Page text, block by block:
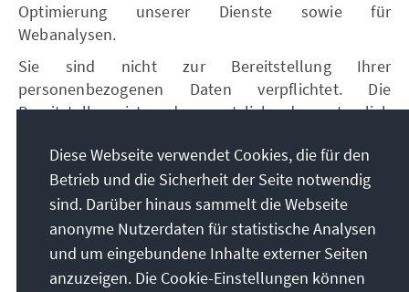
Optimierung unserer Dienste sowie für
Webanalysen.
Sie sind nicht zur Bereitstellung Ihrer
personenbezogenen Daten verpflichtet. Die
Bereitstellung ist weder gesetzlich oder vertraglich
erforderlich. Die Nichtbereitstellung könnte jedoch
zur Folge habe, dass Sie unsere Webseiten ggfs.
nicht bzw. nicht vollumfänglich nutzen können.
Die Rechtsgrundlage für die Verarbeitung
personenbezogener Daten unter Verwendung von
Cookies zur Nutzungsanalyse ist Ihre Einwilligung
Diese Webseite verwendet Cookies, die für den
Betrieb und die Sicherheit der Seite notwendig
sind. Darüber hinaus sammelt die Webseite
anonyme Nutzerdaten für statistische Analysen
und um eingebundene Inhalte externer Seiten
anzuzeigen. Die Cookie-Einstellungen können